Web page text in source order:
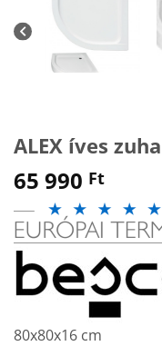
ALEX íves
65 990 Ft
80x80x16 cm